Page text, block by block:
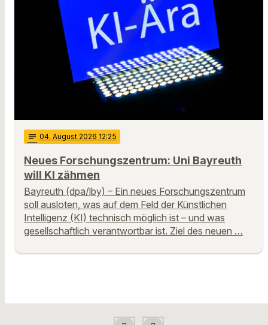
notes 04. August 2026 12:25
Neues Forschungszentrum: Uni Bayreuth
will KI zähmen
Bayreuth (dpa/lby) – Ein neues Forschungszentrum
soll ausloten, was auf dem Feld der Künstlichen
Intelligenz (KI) technisch möglich ist – und was
gesellschaftlich verantwortbar ist. Ziel des neuen …